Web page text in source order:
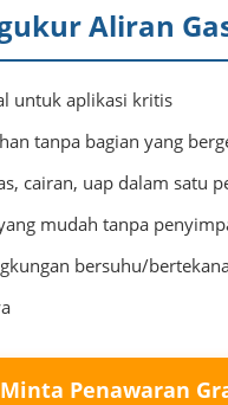
Aliran
untuk aplikasi kritis
tanpa bagian yang
cairan, uap dalam satu
mudah tanpa
bersuhu/
Minta Penawaran